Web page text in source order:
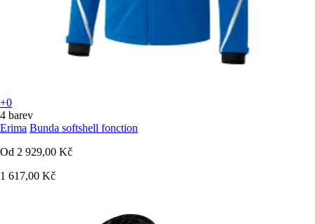
+0
4 barev
Erima Bunda softshell fonction
Od 2 929,00 Kč
1 617,00 Kč